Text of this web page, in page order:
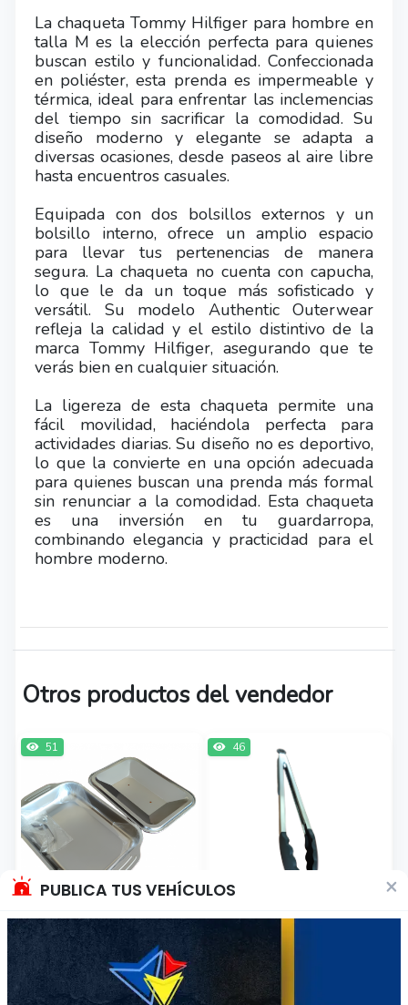
PUBLICA TUS VEHÍCULOS ×
La chaqueta Tommy Hilfiger para hombre en
talla M es la elección perfecta para quienes
buscan estilo y funcionalidad. Confeccionada
en poliéster, esta prenda es impermeable y
térmica, ideal para enfrentar las inclemencias
del tiempo sin sacrificar la comodidad. Su
diseño moderno y elegante se adapta a
diversas ocasiones, desde paseos al aire libre
hasta encuentros casuales.
Equipada con dos bolsillos externos y un
bolsillo interno, ofrece un amplio espacio
para llevar tus pertenencias de manera
segura. La chaqueta no cuenta con capucha,
lo que le da un toque más sofisticado y
versátil. Su modelo Authentic Outerwear
refleja la calidad y el estilo distintivo de la
marca Tommy Hilfiger, asegurando que te
verás bien en cualquier situación.
La ligereza de esta chaqueta permite una
fácil movilidad, haciéndola perfecta para
actividades diarias. Su diseño no es deportivo,
lo que la convierte en una opción adecuada
para quienes buscan una prenda más formal
sin renunciar a la comodidad. Esta chaqueta
es una inversión en tu guardarropa,
combinando elegancia y practicidad para el
hombre moderno.
Otros productos del vendedor
51
Bandeja Acero
Inoxidable Genérica
Para Hornear 40cm
$19.990
46
Pinza De Cocina
Genérica Color Negro
$8500